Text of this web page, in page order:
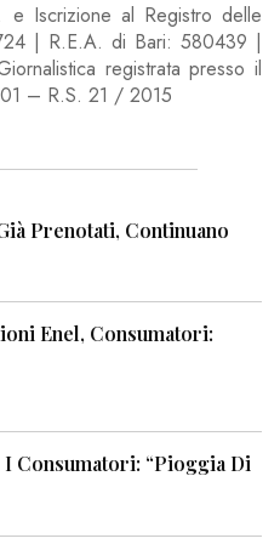
e Iscrizione al Registro delle
| R.E.A. di Bari: 580439 |
registrata presso il
– R.S. 21 / 2015
Prenotati, Continuano
Enel, Consumatori:
I Consumatori: “Pioggia Di